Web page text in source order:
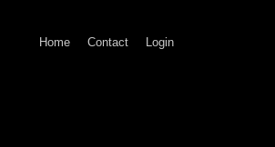
Home Contact Login